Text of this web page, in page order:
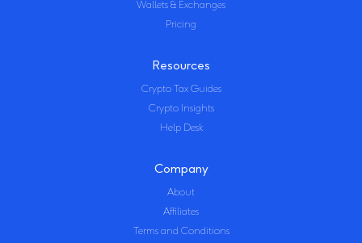
Wallets & Exchanges
Pricing
Resources
Crypto Tax Guides
Crypto Insights
Help Desk
Company
About
Affiliates
Terms and Conditions